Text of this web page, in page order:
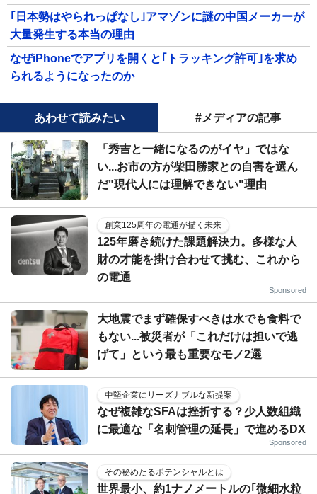
｢日本勢はやられっぱなし｣アマゾンに謎の中国メーカーが
大量発生する本当の理由
なぜiPhoneでアプリを開くと｢トラッキング許可｣を求め
られるようになったのか
あわせて読みたい #メディアの記事
「秀吉と一緒になるのがイヤ」ではな
い...お市の方が柴田勝家との自害を選ん
だ"現代人には理解できない"理由
創業125周年の電通が描く未来
125年磨き続けた課題解決力。多様な人
財の才能を掛け合わせて挑む、これから
の電通
Sponsored
大地震でまず確保すべきは水でも食料で
もない...被災者が「これだけは担いで逃
げて」という最も重要なモノ2選
中堅企業にリーズナブルな新提案
なぜ複雑なSFAは挫折する？少人数組織
に最適な「名刺管理の延長」で進めるDX
Sponsored
その秘めたるポテンシャルとは
世界最小、約1ナノメートルの｢微細水粒